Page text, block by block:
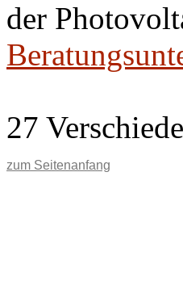
der
27
zum Seitenanfang